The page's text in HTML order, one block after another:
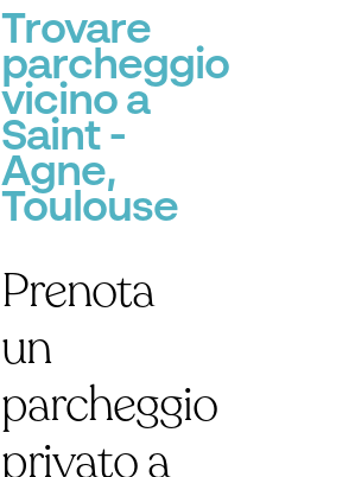
Trovare
parcheggio
vicino a
Saint -
Agne,
Toulouse
Prenota
un
parcheggio
privato a